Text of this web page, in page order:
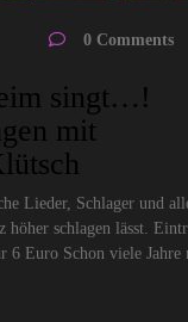
0 Comments
singt…!
mit
Lieder, Schlager und
höher schlagen lässt.
6 Euro Schon viele Jahre